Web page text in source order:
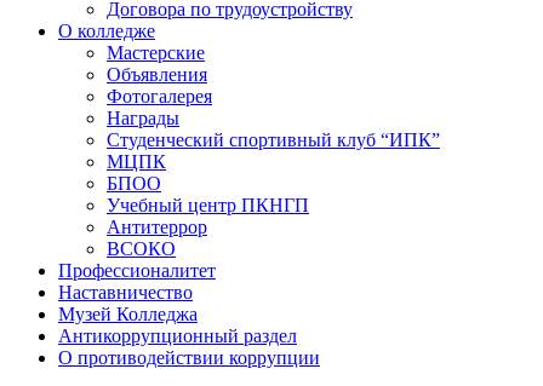
Договора по трудоустройству
О колледже
Мастерские
Объявления
Фотогалерея
Награды
Студенческий спортивный клуб “ИПК”
МЦПК
БПОО
Учебный центр ПКНГП
Антитеррор
ВСОКО
Профессионалитет
Наставничество
Музей Колледжа
Антикоррупционный раздел
О противодействии коррупции